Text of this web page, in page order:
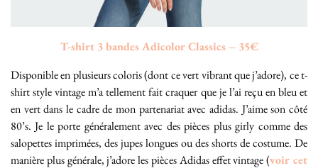
T-shirt 3 bandes Adicolor Classics – 35€
Disponible en plusieurs coloris (dont ce vert vibrant que j’adore), ce t-
shirt style vintage m’a tellement fait craquer que je l’ai reçu en bleu et
en vert dans le cadre de mon partenariat avec adidas. J’aime son côté
80’s. Je le porte généralement avec des pièces plus girly comme des
salopettes imprimées, des jupes longues ou des shorts de costume. De
manière plus générale, j’adore les pièces Adidas effet vintage (voir cet